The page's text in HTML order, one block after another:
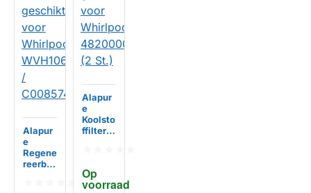
Alapur
e
Regene
reerba
Op
voorraad
Alapur
e
Koolsto
ffilter
ool
48200